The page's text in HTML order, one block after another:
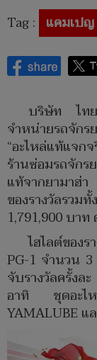
Tag : แคมเปญ
บริษัท ไท
จำหน่ายรถจัก
“อะไหล่แท้แจก
ร้านซ่อมรถจักร
แท้จากยามาฮ่
ของรางวัลร
1,791,900 บา
ไฮไลต์ของ
PG-1 จำนวน
จับรางวัลครั้งล
อาทิ ชุดอะไ
YAMALUBE แ